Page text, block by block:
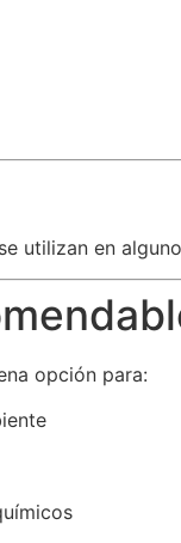
utilizan en
opción para: